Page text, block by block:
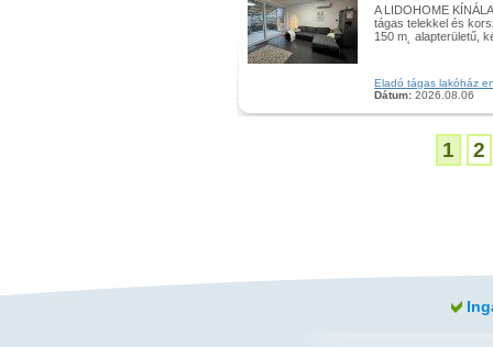
A LIDOHOME
tágas telekkel és
150 m˛ alapterületű,
Eladó tágas lakóház
Dátum: 2026.08.06
1 2